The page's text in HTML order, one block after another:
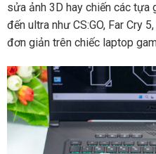
sửa ảnh 3D hay chiến các
đến ultra như CS:GO, Far Cry
đơn giản trên chiếc laptop